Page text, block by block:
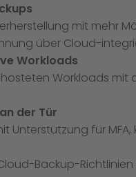
mit mehr
über Cloud-
Workloads
Workloads
der Tür
Unterstützung für
Backup-